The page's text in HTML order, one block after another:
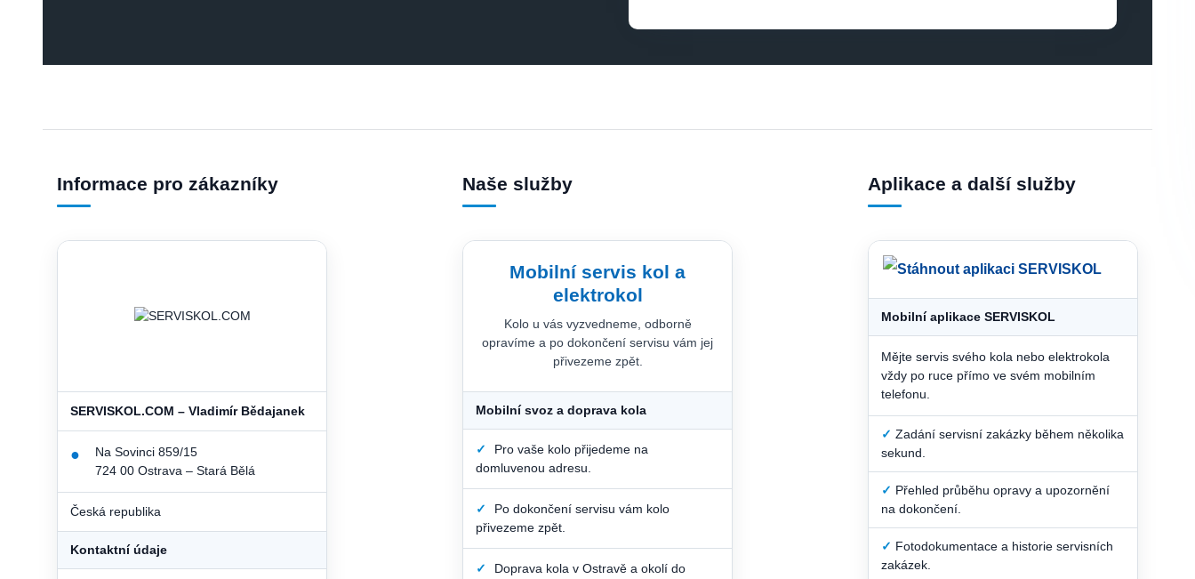
Informace pro zákazníky
SERVISKOL.COM – Vladimír Bědajanek
●
Na Sovinci 859/15
724 00 Ostrava – Stará Bělá
Česká republika
Kontaktní údaje
Naše služby
Mobilní servis kol a
elektrokol
Kolo u vás vyzvedneme, odborně
opravíme a po dokončení servisu vám jej
přivezeme zpět.
Mobilní svoz a doprava kola
✓
Pro vaše kolo přijedeme na
domluvenou adresu.
✓
Po dokončení servisu vám kolo
přivezeme zpět.
✓
Doprava kola v Ostravě a okolí do
Aplikace a další služby
Mobilní aplikace SERVISKOL
Mějte servis svého kola nebo elektrokola
vždy po ruce přímo ve svém mobilním
telefonu.
✓ Zadání servisní zakázky během několika
sekund.
✓ Přehled průběhu opravy a upozornění
na dokončení.
✓ Fotodokumentace a historie servisních
zakázek.